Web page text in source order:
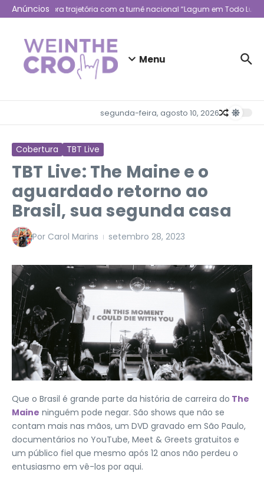
Ir para o conteúdo
Anúncios
Lagum celebra trajetória com a turnê nacional “Lagum em Todo Lugar”
Menu
segunda-feira, agosto 10, 2026
Cobertura TBT Live
TBT Live: The Maine e o
aguardado retorno ao
Brasil, sua segunda casa
Por Carol Marins setembro 28, 2023
Que o Brasil é grande parte da história de carreira do The
Maine ninguém pode negar. São shows que não se
contam mais nas mãos, um DVD gravado em São Paulo,
documentários no YouTube, Meet & Greets gratuitos e
um público fiel que mesmo após 12 anos não perdeu o
entusiasmo em vê-los por aqui.